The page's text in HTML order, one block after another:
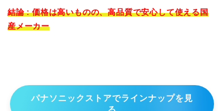
結論 : 価格は高いものの、高品質で安心して使える国
産メーカー
パナソニックストアでラインナップを見